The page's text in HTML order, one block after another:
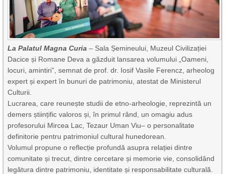
La Palatul Magna Curia – Sala Șemineului, Muzeul Civilizației
Dacice și Romane Deva a găzduit lansarea volumului „Oameni,
locuri, amintiri”, semnat de prof. dr. Iosif Vasile Ferencz, arheolog
expert și expert în bunuri de patrimoniu, atestat de Ministerul
Culturii.
Lucrarea, care reunește studii de etno-arheologie, reprezintă un
demers științific valoros și, în primul rând, un omagiu adus
profesorului Mircea Lac, Tezaur Uman Viu– o personalitate
definitorie pentru patrimoniul cultural hunedorean.
Volumul propune o reflecție profundă asupra relației dintre
comunitate și trecut, dintre cercetare și memorie vie, consolidând
legătura dintre patrimoniu, identitate și responsabilitate culturală.